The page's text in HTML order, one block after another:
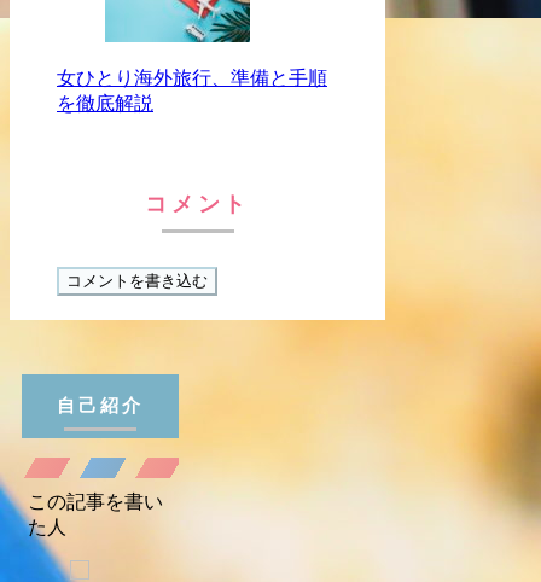
女ひとり海外旅行、準備と手順
を徹底解説
コメント
コメントを書き込む
自己紹介
この記事を書い
た人